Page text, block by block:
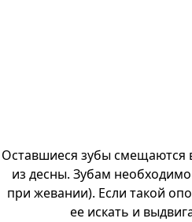
Оставшиеся зубы смещаются
из десны. Зубам
при жевании). Если такой
ее искать и